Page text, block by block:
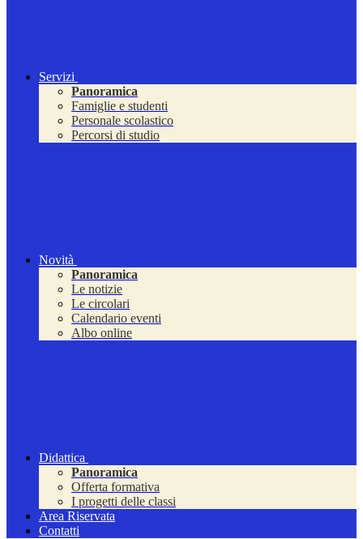
Servizi
Panoramica
Famiglie e studenti
Personale scolastico
Percorsi di studio
Novità
Panoramica
Le notizie
Le circolari
Calendario eventi
Albo online
Didattica
Panoramica
Offerta formativa
I progetti delle classi
Area Riservata
Contatti